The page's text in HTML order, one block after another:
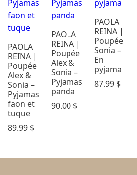
PAOLA
REINA |
Poupée
Alex &
Sonia –
Pyjamas
faon et
tuque
89.99 $
PAOLA
REINA |
Poupée
Alex &
Sonia –
Pyjamas
panda
90.00 $
PAOLA
REINA |
Poupée
Sonia –
En
pyjama
87.99 $